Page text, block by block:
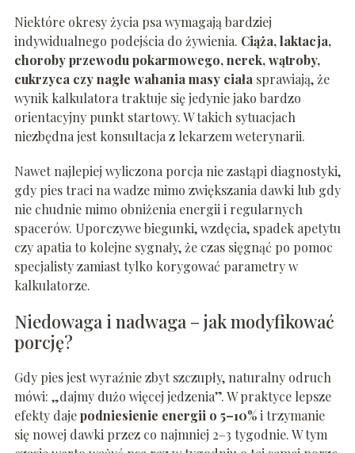
Niektóre okresy życia psa wymagają bardziej
indywidualnego podejścia do żywienia. Ciąża, laktacja,
choroby przewodu pokarmowego, nerek, wątroby,
cukrzyca czy nagłe wahania masy ciałasprawiają, że
wynik kalkulatora traktuje się jedynie jako bardzo
orientacyjny punkt startowy. W takich sytuacjach
niezbędna jest konsultacja z lekarzem weterynarii.
Nawet najlepiej wyliczona porcja nie zastąpi diagnostyki,
gdy pies traci na wadze mimo zwiększania dawki lub gdy
nie chudnie mimo obniżenia energii i regularnych
spacerów. Uporczywe biegunki, wzdęcia, spadek apetytu
czy apatia to kolejne sygnały, że czas sięgnąć po pomoc
specjalisty zamiast tylko korygować parametry w
kalkulatorze.
Niedowaga i nadwaga – jak modyfikować
porcję?
Gdy pies jest wyraźnie zbyt szczupły, naturalny odruch
mówi: „dajmy dużo więcej jedzenia”. W praktyce lepsze
efekty dajepodniesienie energii o 5–10%i trzymanie
się nowej dawki przez co najmniej 2–3 tygodnie. W tym